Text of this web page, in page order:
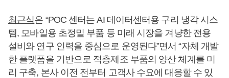
최근식은 “POC 센터는 AI 데이터센터용 구리 냉각 시스
템, 모바일용 초정밀 부품 등 미래 시장을 겨냥한 전용
설비와 연구 인력을 중심으로 운영된다”면서 “자체 개발
한 플랫폼을 기반으로 적층제조 부품의 양산 체계를 미
리 구축, 본사 이전 전부터 고객사 수요에 대응할 수 있